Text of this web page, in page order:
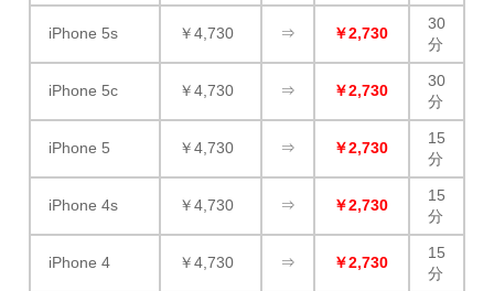
iPhone 5s ￥4,730 ⇒ ￥2,730
30
分
iPhone 5c ￥4,730 ⇒ ￥2,730
30
分
iPhone 5 ￥4,730 ⇒ ￥2,730
15
分
iPhone 4s ￥4,730 ⇒ ￥2,730
15
分
iPhone 4 ￥4,730 ⇒ ￥2,730
15
分